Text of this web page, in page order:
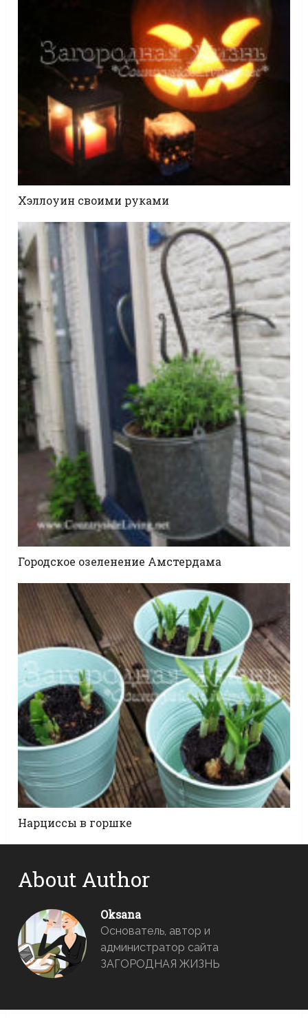
Хэллоуин своими руками
Городское озеленение Амстердама
Нарциссы в горшке
About Author
Oksana
Основатель, автор и
администратор сайта
ЗАГОРОДНАЯ ЖИЗНЬ